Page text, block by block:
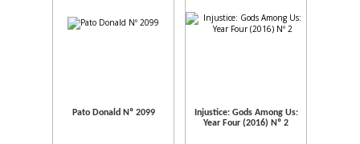
Pato Donald Nº 2099
Injustice: Gods Among Us:
Year Four (2016) Nº 2